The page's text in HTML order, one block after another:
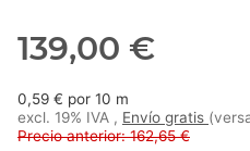
139,00 €
0,59 € por 10 m
excl. 19% IVA , Envío gratis
Precio anterior: 162,65 €